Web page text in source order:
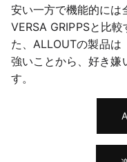
安い一方で機能的には
VERSA GRIPPSと比
た、ALLOUTの製品は
強いことから、好き嫌
す。